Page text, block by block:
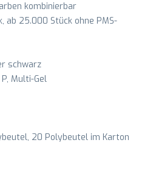
kombinierbar
ab 25.000 Stück ohne PMS-
schwarz
Multi-Gel
20 Polybeutel im Karton